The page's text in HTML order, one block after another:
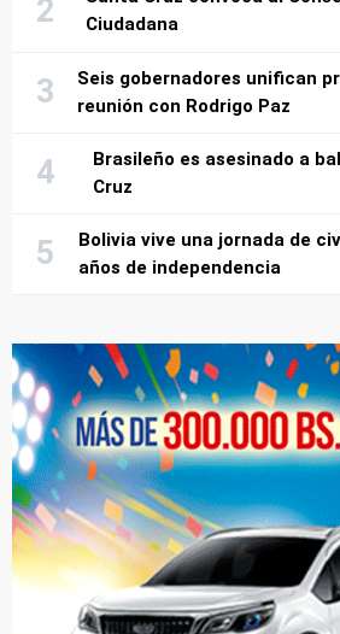
Ciudadana
Seis gobernadores unifican
reunión con Rodrigo Paz
Brasileño es asesinado a
Cruz
Bolivia vive una jornada de
años de independencia